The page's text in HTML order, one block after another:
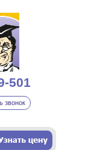
501
звонок